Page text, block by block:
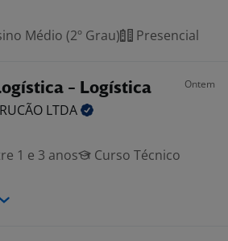
Médio (2º Grau) Presencial
- Logística Ontem
LTDA
1 e 3 anos
Curso Técnico